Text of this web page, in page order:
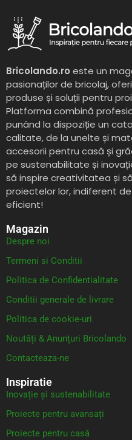
Bricolando.ro este un
pasionaților de bricolaj,
produse și soluții pentru
Platforma combină
punând la dispoziție un
calitate, de la unelte și
accesorii pentru casă și
pe sustenabilitate și
să inspire creativitatea și
proiectelor lor, indiferent
eficient!
Magazin
Despre noi
Termeni si Conditii
Politica de Confidentialitate
Conditii generale de livrare
Politica de cookie-uri
Noutăți & Anunțuri Bricolando
Contacteaza-ne
Inspiratie
Inovație și sustenabilitate
Proiecte pentru avansați
Proiecte pentru casă